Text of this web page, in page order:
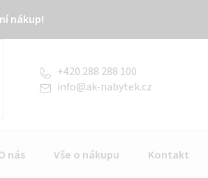
nákup!
info@ak-nabytek.cz
+420 288 288 100
nás Vše o nákupu Kontakt